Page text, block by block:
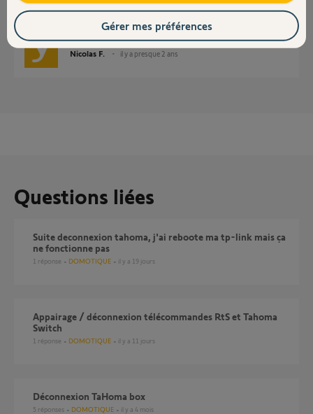
La box est bien lié à votre mail.
Nicolas F. il y a presque 2 ans
Questions liées
Suite deconnexion tahoma, j'ai reboote ma tp-link mais ça
ne fonctionne pas
1 réponse DOMOTIQUE il y a 19 jours
Appairage / déconnexion télécommandes RtS et Tahoma
Switch
1 réponse DOMOTIQUE il y a 11 jours
Déconnexion TaHoma box
5 réponses DOMOTIQUE il y a 4 mois
Gérer mes préférences